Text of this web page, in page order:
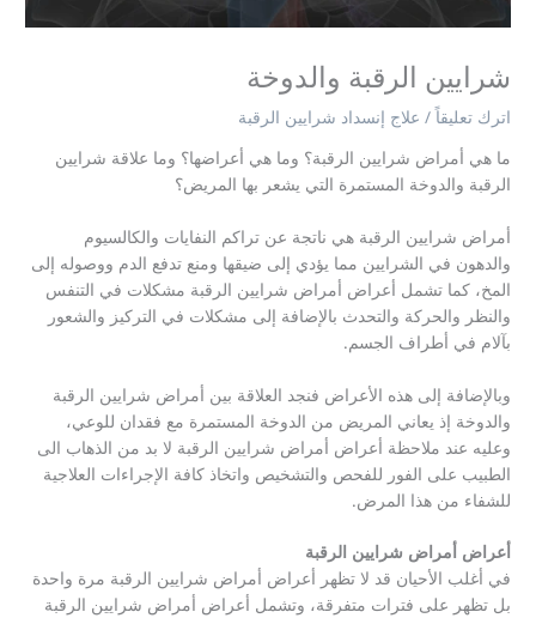
شرايين الرقبة والدوخة
اترك تعليقاً /علاج إنسداد شرايين الرقبة
ما هي أمراض شرايين الرقبة؟ وما هي أعراضها؟ وما علاقة شرايين
الرقبة والدوخة المستمرة التي يشعر بها المريض؟
أمراض شرايين الرقبة هي ناتجة عن تراكم النفايات والكالسيوم
والدهون في الشرايين مما يؤدي إلى ضيقها ومنع تدفع الدم ووصوله إلى
المخ، كما تشمل أعراض أمراض شرايين الرقبة مشكلات في التنفس
والنظر والحركة والتحدث بالإضافة إلى مشكلات في التركيز والشعور
بآلام في أطراف الجسم.
وبالإضافة إلى هذه الأعراض فنجد العلاقة بين أمراض شرايين الرقبة
والدوخة إذ يعاني المريض من الدوخة المستمرة مع فقدان للوعي،
وعليه عند ملاحظة أعراض أمراض شرايين الرقبة لا بد من الذهاب الى
الطبيب على الفور للفحص والتشخيص واتخاذ كافة الإجراءات العلاجية
للشفاء من هذا المرض.
أعراض أمراض شرايين الرقبة
في أغلب الأحيان قد لا تظهر أعراض أمراض شرايين الرقبة مرة واحدة
بل تظهر على فترات متفرقة، وتشمل أعراض أمراض شرايين الرقبة